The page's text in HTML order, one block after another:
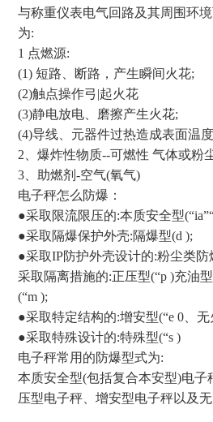
与称重仪表电气回路及其周围环
为:
1 点燃源:
(1) 短路、断路，产生瞬间火花;
(2)触点操作弓|起火花
(3)静电放电、磨擦产生火花;
(4)导线、元器件过热造成表面温度
2、爆炸性物质--可燃性 气体或粉
3、助燃剂-空气(氧气)
电子秤怎么防爆：
●采取限流限压的:本质安全型
●采取隔爆保护外壳:隔爆型(d );
●采取IP防护外壳设计的:粉尘类防
采取隔离措施的:正压型(“p )充油
(“m );
●采取特定结构的:增安型(“e 0、无
●采取特殊设计的:特殊型(“s )
电子秤常用的防爆型式为:
本质安全型(包括复合本安型)电子
压型电子秤、增安型电子秤以及无